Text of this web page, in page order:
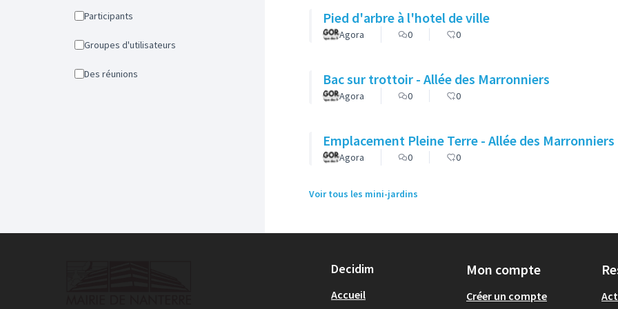
Participants
Groupes d'utilisateurs
Des réunions
Pied d'arbre à l'hotel de ville
Agora 0 0
Bac sur trottoir - Allée des Marronniers
Agora 0 0
Emplacement Pleine Terre - Allée des Marronniers
Agora 0 0
Voir tous les mini-jardins
Decidim
Accueil
Mon compte
Créer un compte